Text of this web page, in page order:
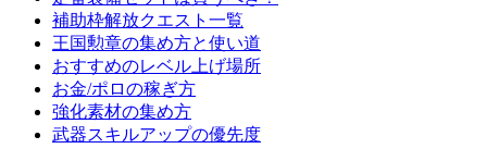
補助枠解放クエスト一覧
王国勲章の集め方と使い道
おすすめのレベル上げ場所
お金/ポロの稼ぎ方
強化素材の集め方
武器スキルアップの優先度